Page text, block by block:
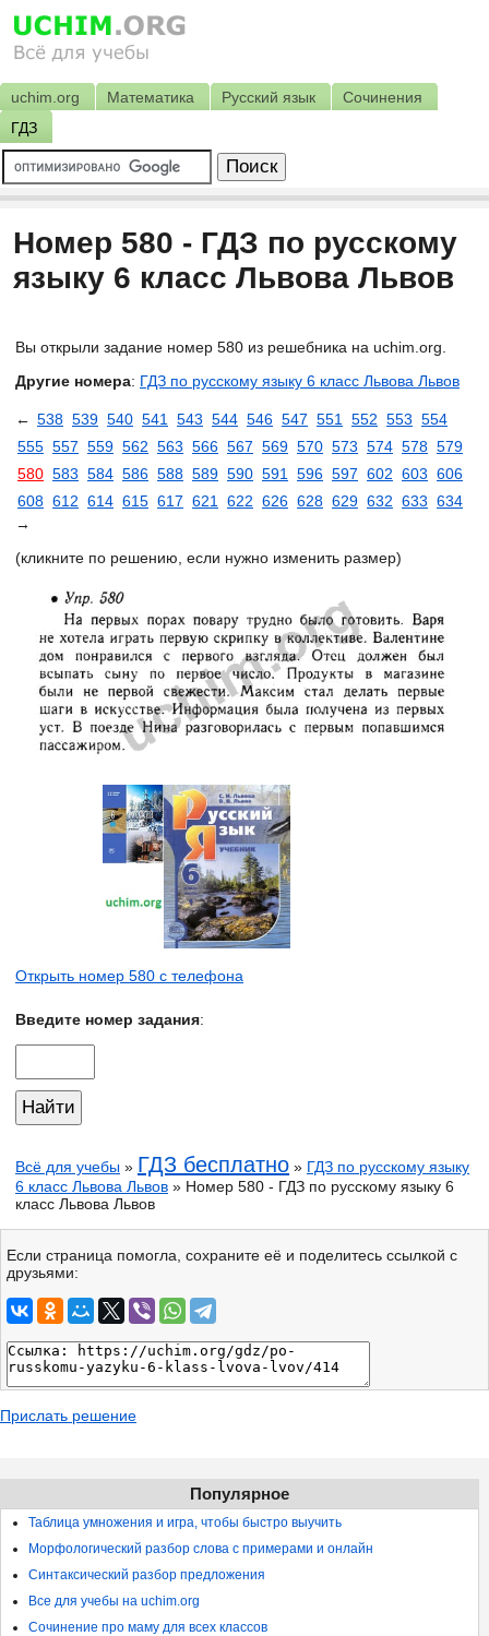
uchim.org Математика Русский язык
Сочинения
ГДЗ
Номер 580 - ГДЗ по русскому
языку 6 класс Львова Львов
Вы открыли задание номер 580 из решебника на uchim.org.
Другие номера: ГДЗ по русскому языку 6 класс Львова Львов
← 538 539 540 541 543 544 546 547 551 552 553 554
555 557 559 562 563 566 567 569 570 573 574 578 579
580 583 584 586 588 589 590 591 596 597 602 603 606
608 612 614 615 617 621 622 626 628 629 632 633 634
→
(кликните по решению, если нужно изменить размер)
Открыть номер 580 с телефона
Введите номер задания:
Всё для учебы » ГДЗ бесплатно » ГДЗ по русскому языку
6 класс Львова Львов » Номер 580 - ГДЗ по русскому языку 6
класс Львова Львов
Если страница помогла, сохраните её и поделитесь ссылкой с
друзьями:
Прислать решение
Популярное
Таблица умножения и игра, чтобы быстро выучить
Морфологический разбор слова с примерами и онлайн
Синтаксический разбор предложения
Все для учебы на uchim.org
Сочинение про маму для всех классов